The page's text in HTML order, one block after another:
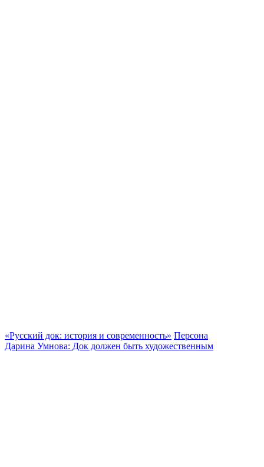
«Русский док: история и современность» Персона
Дарина Умнова: Док должен быть художественным